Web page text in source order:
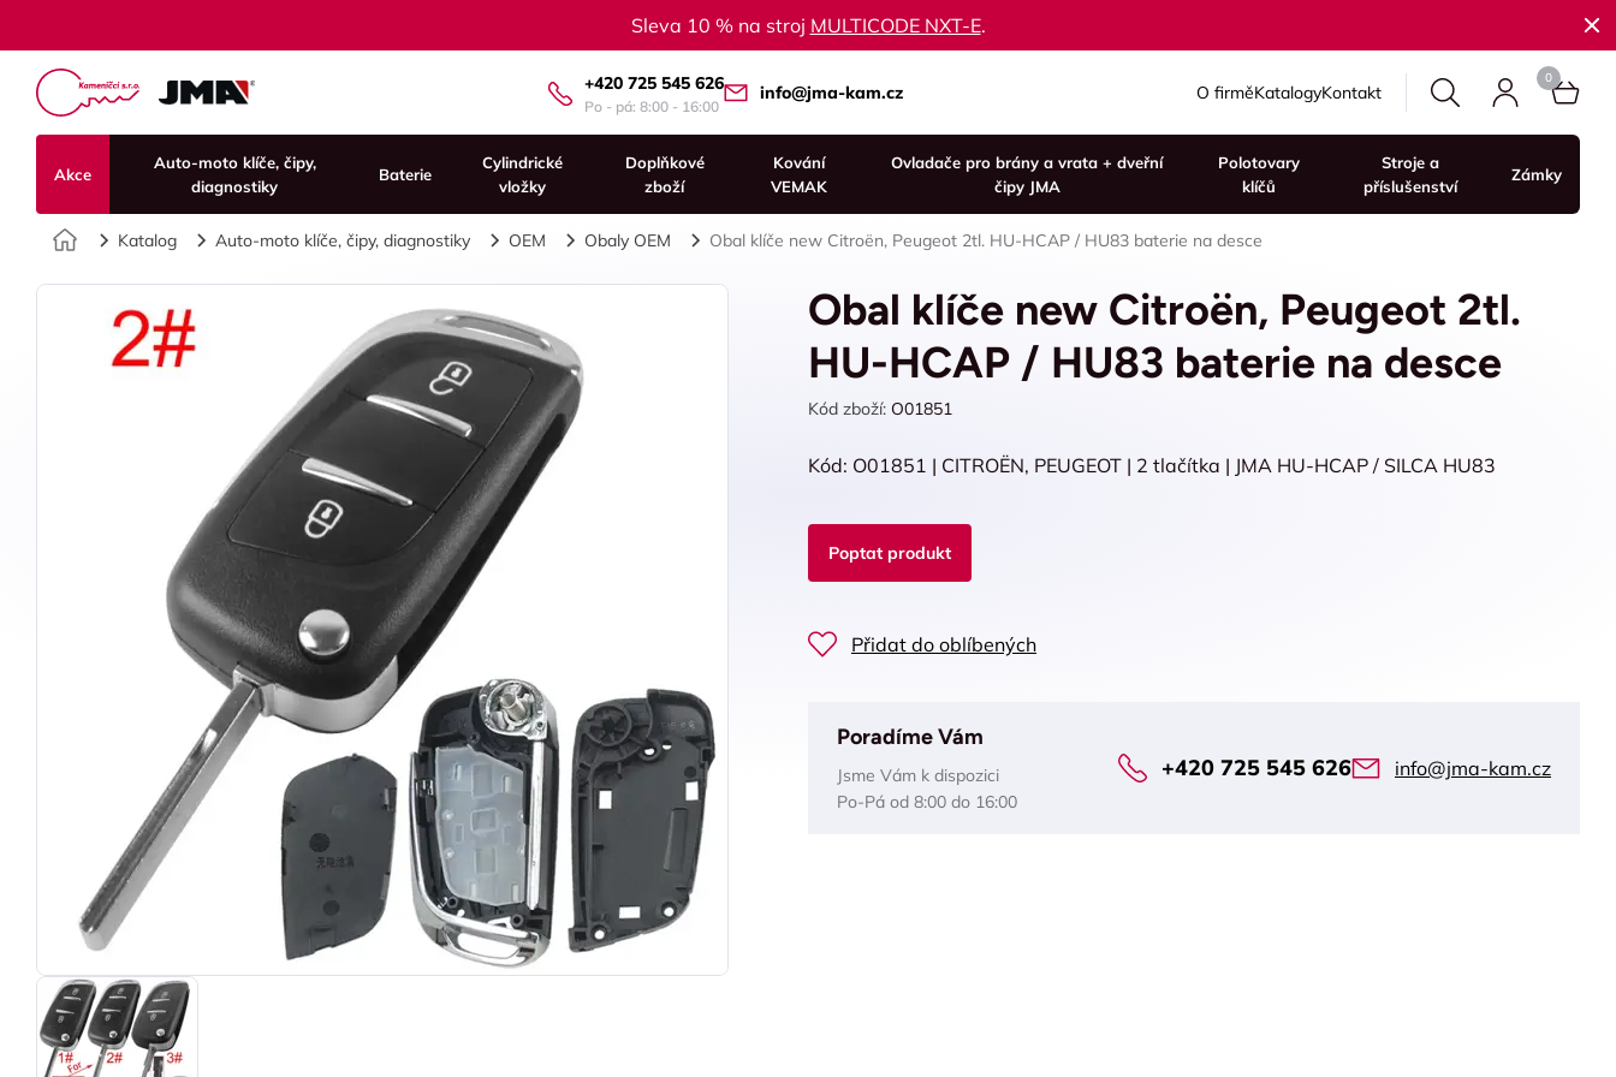
Sleva 10 % na stroj MULTICODE NXT-E.
+420 725 545 626
Po - pá: 8:00 - 16:00
info@jma-kam.cz O firměKatalogyKontakt
Akce
Auto-moto klíče, čipy,
diagnostiky
Baterie
Cylindrické
vložky
Doplňkové
zboží
Kování
VEMAK
Ovladače pro brány a vrata + dveřní
čipy JMA
Polotovary
klíčů
Stroje a
příslušenství
Zámky
Úvod
Katalog Auto-moto klíče, čipy, diagnostiky OEM Obaly OEM Obal klíče new Citroën, Peugeot 2tl. HU-HCAP / HU83 baterie na desce
Obal klíče new Citroën, Peugeot 2tl.
HU-HCAP / HU83 baterie na desce
Kód zboží: O01851
Kód: O01851 | CITROËN, PEUGEOT | 2 tlačítka | JMA HU-HCAP / SILCA HU83
Poptat produkt
Přidat do oblíbených
Poradíme Vám
Jsme Vám k dispozici
Po-Pá od 8:00 do 16:00
+420 725 545 626 info@jma-kam.cz